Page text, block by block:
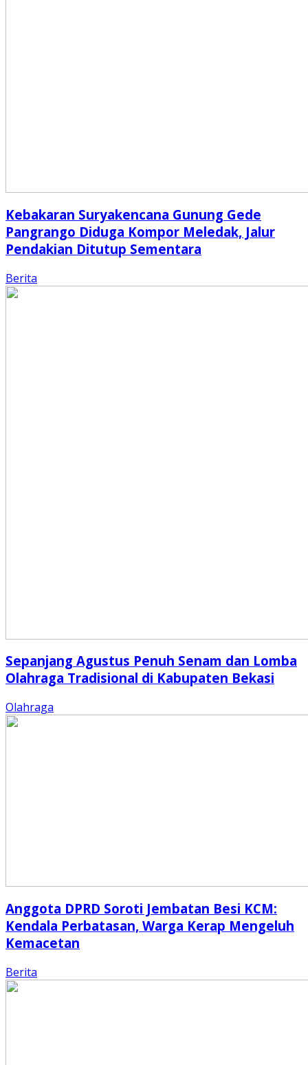
Kebakaran Suryakencana Gunung Gede
Pangrango Diduga Kompor Meledak, Jalur
Pendakian Ditutup Sementara
Berita
Sepanjang Agustus Penuh Senam dan Lomba
Olahraga Tradisional di Kabupaten Bekasi
Olahraga
Anggota DPRD Soroti Jembatan Besi KCM:
Kendala Perbatasan, Warga Kerap Mengeluh
Kemacetan
Berita